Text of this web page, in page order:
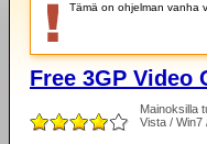
Tämä on ohjelman vanha
Free 3GP Video
Mainoksilla
Vista / Win7